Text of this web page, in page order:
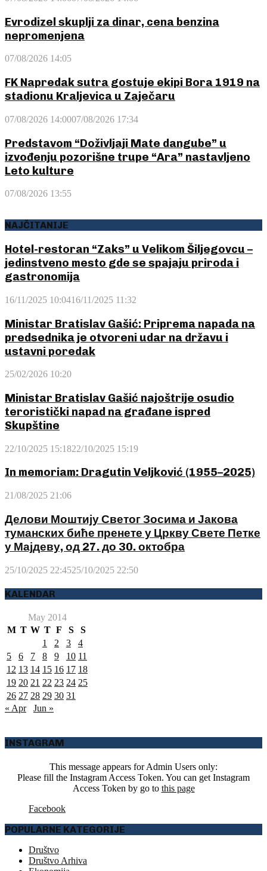
Evrodizel skuplji za dinar, cena benzina
nepromenjena
07/08/2026 14:05
FK Napredak sutra gostuje ekipi Bora 1919 na
stadionu Kraljevica u Zaječaru
07/08/2026 14:0007/08/2026 17:34
Predstavom “Doživljaji Mate dangube” u
izvođenju pozorišne trupe “Ara” nastavljeno
Leto kulture
07/08/2026 13:55
NAJČITANIJE
Hotel-restoran “Zaks” u Velikom Šiljegovcu –
jedinstveno mesto gde se spajaju priroda i
gastronomija
16/11/2025 10:0416/11/2025 11:32
Ministar Bratislav Gašić: Priprema napada na
predsednika je otvoreni udar na državu i
ustavni poredak
25/02/2026 10:20
Ministar Bratislav Gašić najoštrije osudio
teroristički napad na građane ispred
Skupštine
22/10/2025 15:1822/10/2025 15:19
In memoriam: Dragutin Veljković (1955–2025)
21/08/2025 21:06
Делови Моштију Светог Зосима и Јакова
туманских биће пренете у Цркву Свете Петке
у Мајдеву, од 27. до 30. октобра
25/10/2025 22:4525/10/2025 22:50
KALENDAR
May 2014
M T W T F S
S
1
2 3
4
5
6 7 8 9 10 11
12 13 14 15 16 17 18
19 20 21 22 23 24 25
26 27 28 29 30 31
« Apr
Jun »
INSTAGRAM
This message appears for Admin Users only:
Please fill the Instagram Access Token. You can get Instagram
Access Token by go to this page
Facebook
POPULARNE KATEGORIJE
Društvo
Društvo Arhiva